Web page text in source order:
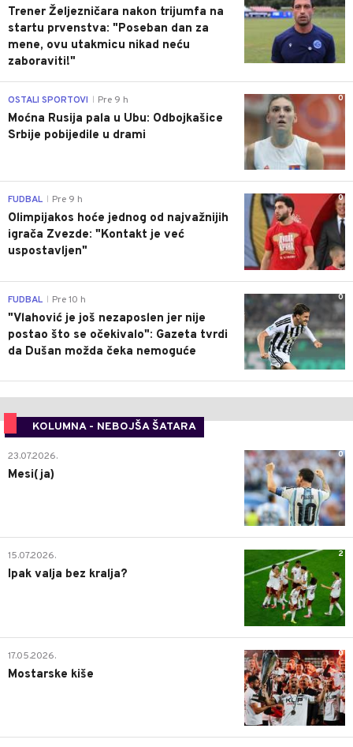
Trener Željezničara nakon trijumfa na
startu prvenstva: "Poseban dan za
mene, ovu utakmicu nikad neću
zaboraviti!"
0
OSTALI SPORTOVI Pre 9 h
Moćna Rusija pala u Ubu: Odbojkašice
Srbije pobijedile u drami
0
FUDBAL Pre 9 h
Olimpijakos hoće jednog od najvažnijih
igrača Zvezde: "Kontakt je već
uspostavljen"
0
FUDBAL Pre 10 h
"Vlahović je još nezaposlen jer nije
postao što se očekivalo": Gazeta tvrdi
da Dušan možda čeka nemoguće
KOLUMNA - NEBOJŠA ŠATARA
0
23.07.2026.
Mesi(ja)
2
15.07.2026.
Ipak valja bez kralja?
0
17.05.2026.
Mostarske kiše